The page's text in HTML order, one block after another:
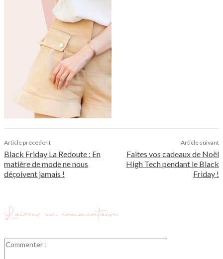
Article précédent
Black Friday La Redoute : En
matière de mode ne nous
déçoivent jamais !
Article suivant
Faites vos cadeaux de Noël
High Tech pendant le Black
Friday !
Laisser un commentaire